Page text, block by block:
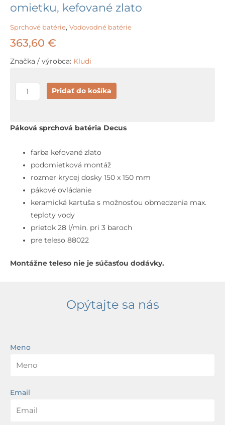
omietku, kefované zlato
Sprchové batérie, Vodovodné batérie
363,60 €
Značka / výrobca: Kludi
množstvo
Kludi
Sprchová
pod
omietku,
kefované
zlato
Pridať do košíka
Páková sprchová batéria Decus
farba kefované zlato
podomietková montáž
rozmer krycej dosky 150 x 150 mm
pákové ovládanie
keramická kartuša s možnosťou obmedzenia max.
teploty vody
prietok 28 l/min. pri 3 baroch
pre teleso 88022
Montážne teleso nie je súčasťou dodávky.
Opýtajte sa nás
Meno
Email